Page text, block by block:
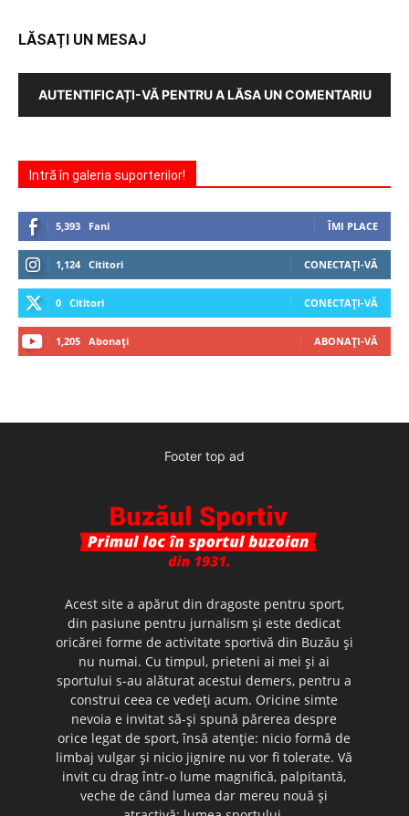
LĂSAȚI UN MESAJ
AUTENTIFICAȚI-VĂ PENTRU A LĂSA UN COMENTARIU
Intră în galeria suporterilor!
5,393 Fani ÎMI PLACE
1,124 Cititori CONECTAȚI-VĂ
0 Cititori CONECTAȚI-VĂ
1,205 Abonați ABONAȚI-VĂ
Footer top ad
Acest site a apărut din dragoste pentru sport,
din pasiune pentru jurnalism şi este dedicat
oricărei forme de activitate sportivă din Buzău şi
nu numai. Cu timpul, prieteni ai mei şi ai
sportului s-au alăturat acestui demers, pentru a
construi ceea ce vedeţi acum. Oricine simte
nevoia e invitat să-şi spună părerea despre
orice legat de sport, însă atenţie: nicio formă de
limbaj vulgar şi nicio jignire nu vor fi tolerate. Vă
invit cu drag într-o lume magnifică, palpitantă,
veche de când lumea dar mereu nouă şi